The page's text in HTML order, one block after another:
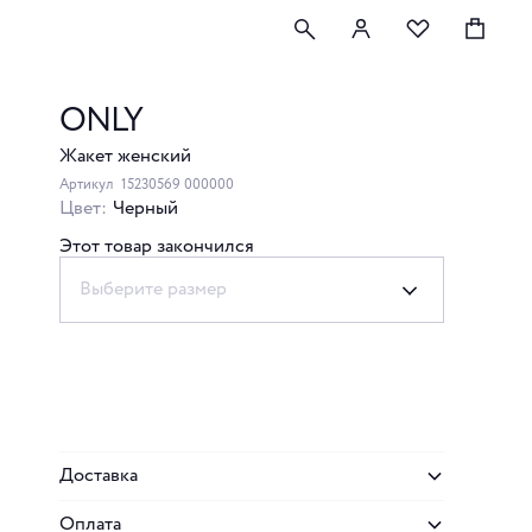
ONLY
Жакет женский
Артикул 15230569 000000
Цвет: Черный
Этот товар закончился
Выберите размер
Доставка
Оплата